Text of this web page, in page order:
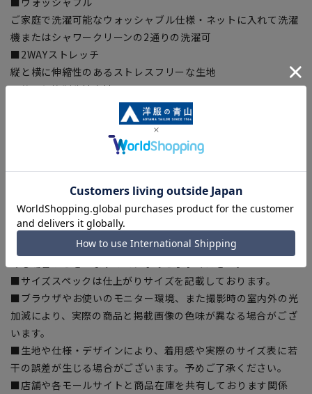
ご家庭で洗濯可能なウォッシャブル仕様・ネットに入れて洗濯
機またはシャワークリーンの2通りの洗濯可
■2WAYストレッチ
縦と横に伸縮性のあるストレスフリーな生地
■静電気抑制生地裏地
ほこりの付着、着用する際の不快な静電気の発生やまとわり付
【お直しにつきまして】
サイドファスナー仕様の為、ウエスト直しは承っておりませ
ん。予めご了承ください。
【商品に関するご注意】
■商品画像はサンプルのため、色味やサイズ等の仕様に変更が
■サイズスペックは仕上がりサイズを記載しております。
■ブラウザやお使いのモニター環境、また撮影時の室内外の光
加減により、実際の商品と掲載画像の色味が異なる場合がござ
います。
■生地や仕様・デザインにより、着用感や実際のサイズ表に若
干の誤差が生じる場合がございます。予めご了承ください。
■店舗や各モールサイトと商品在庫を共有しております関係